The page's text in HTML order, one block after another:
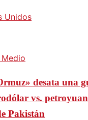
Unidos
desata una
vs.
Pakistán